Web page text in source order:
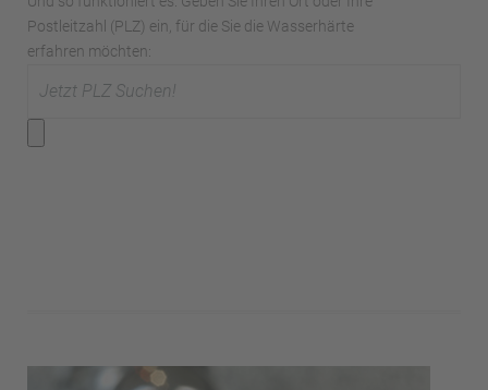
Postleitzahl (PLZ) ein, für die Sie die Wasserhärte
erfahren möchten: